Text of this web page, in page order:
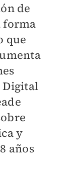
de
forma
que
Digital
y
años